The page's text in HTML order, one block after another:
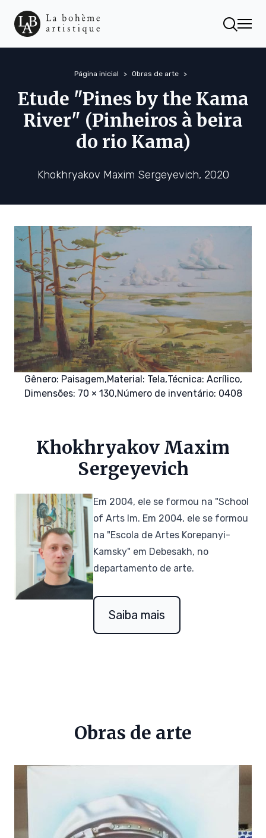
Página inicial Obras de arte
Etude "Pines by the Kama
River" (Pinheiros à beira
do rio Kama)
Khokhryakov Maxim Sergeyevich, 2020
Gênero: Paisagem,Material: Tela,Técnica: Acrílico,
Dimensões: 70 × 130,Número de inventário: 0408
Khokhryakov Maxim
Sergeyevich
Em 2004, ele se formou na "School
of Arts Im. Em 2004, ele se formou
na "Escola de Artes Korepanyi-
Kamsky" em Debesakh, no
departamento de arte.
Saiba mais
Obras de arte